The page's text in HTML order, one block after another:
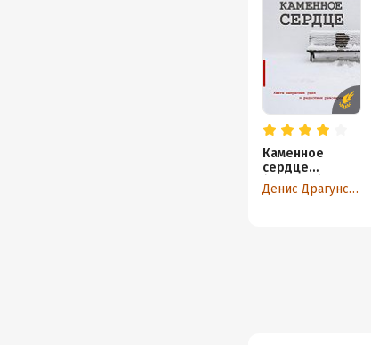
Каменное
сердце
(сборник)
Денис Драгунский